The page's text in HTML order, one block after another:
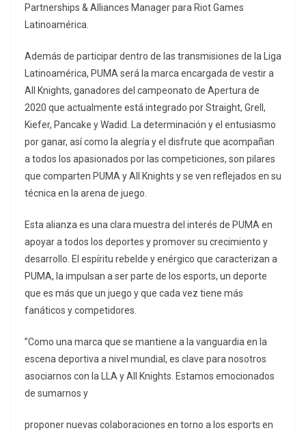
Partnerships & Alliances Manager para Riot Games
Latinoamérica.
Además de participar dentro de las transmisiones de la Liga
Latinoamérica, PUMA será la marca encargada de vestir a
All Knights, ganadores del campeonato de Apertura de
2020 que actualmente está integrado por Straight, Grell,
Kiefer, Pancake y Wadid. La determinación y el entusiasmo
por ganar, así como la alegría y el disfrute que acompañan
a todos los apasionados por las competiciones, son pilares
que comparten PUMA y All Knights y se ven reflejados en su
técnica en la arena de juego.
Esta alianza es una clara muestra del interés de PUMA en
apoyar a todos los deportes y promover su crecimiento y
desarrollo. El espíritu rebelde y enérgico que caracterizan a
PUMA, la impulsan a ser parte de los esports, un deporte
que es más que un juego y que cada vez tiene más
fanáticos y competidores.
”Como una marca que se mantiene a la vanguardia en la
escena deportiva a nivel mundial, es clave para nosotros
asociarnos con la LLA y All Knights. Estamos emocionados
de sumarnos y
proponer nuevas colaboraciones en torno a los esports en